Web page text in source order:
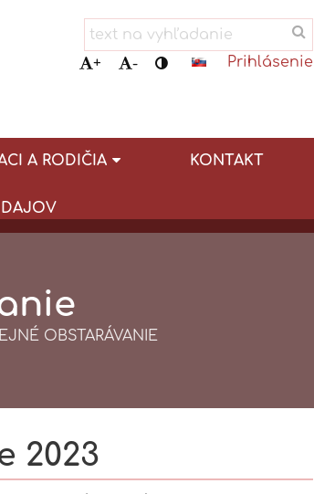
+ - Prihlásenie
A RODIČIA KONTAKT
OBSTARÁVANIE
2023